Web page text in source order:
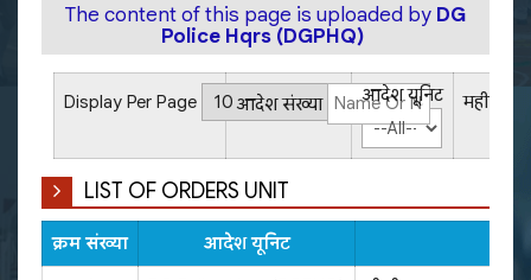
The content of this page is uploaded by DG
Police Hqrs (DGPHQ)
Display Per Page आदेश संख्या आदेश यूनिट महीने
LIST OF ORDERS UNIT
क्रम संख्या आदेश यूनिट